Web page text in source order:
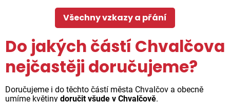
Všechny vzkazy a přání
Do jakých částí Chvalčova
nejčastěji doručujeme?
Doručujeme i do těchto částí města Chvalčov a obecně
umíme květiny doručit všude v Chvalčově.